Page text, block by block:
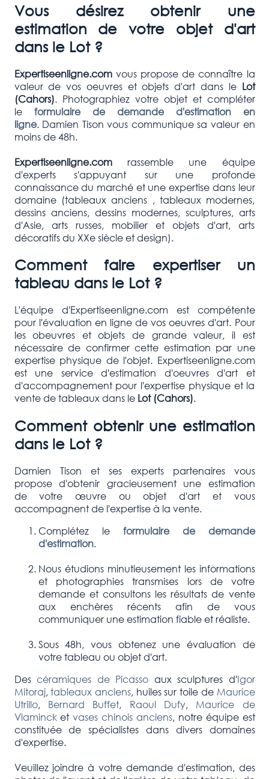
Vous désirez obtenir une
estimation de votre objet d'art
dans le Lot ?
Expertiseenligne.comvous propose de connaître la
valeur de vos oeuvres et objets d'art dans le Lot
(Cahors). Photographiez votre objet et compléter
le formulaire de demande d'estimation en
ligne. Damien Tison vous communique sa valeur en
moins de 48h.
Expertiseenligne.comrassemble une équipe
d'experts s'appuyant sur une profonde
connaissance du marché et une expertise dans leur
domaine (tableaux anciens , tableaux modernes,
dessins anciens, dessins modernes, sculptures, arts
d'Asie, arts russes, mobilier et objets d'art, arts
décoratifs du XXe siècle et design).
Comment faire expertiser un
tableau dans le Lot ?
L'équipe d'Expertiseenligne.com est compétente
pour l'évaluation en ligne de vos oeuvres d'art. Pour
les obeuvres et objets de grande valeur, il est
nécessaire de confirmer cette estimation par une
expertise physique de l'objet. Expertiseenligne.com
est une service d'estimation d'oeuvres d'art et
d'accompagnement pour l'expertise physique et la
vente de tableaux dans le Lot (Cahors).
Comment obtenir une estimation
dans le Lot ?
Damien Tison et ses experts partenaires vous
propose d'obtenir gracieusement une estimation
de votre œuvre ou objet d'art et vous
accompagnent de l'expertise à la vente.
Complétez le formulaire de demande
d'estimation.
Nous étudions minutieusement les informations
et photographies transmises lors de votre
demande et consultons les résultats de vente
aux enchères récents afin de vous
communiquer une estimation fiable et réaliste.
Sous 48h, vous obtenez une évaluation de
votre tableau ou objet d'art.
Des céramiques de Picasso aux sculptures d'Igor
Mitoraj,tableaux anciens, huiles sur toile de Maurice
Utrillo, Bernard Buffet, Raoul Dufy, Maurice de
Vlamincketvases chinois anciens, notre équipe est
constituée de spécialistes dans divers domaines
d'expertise.
Veuillez joindre à votre demande d'estimation, des